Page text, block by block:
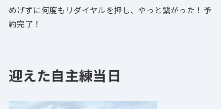
めげずに何度もリダイヤルを押し、やっと繋がった！予
約完了！
迎えた自主練当日